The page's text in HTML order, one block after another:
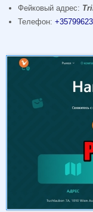
Фейковый адрес:
Телефон: